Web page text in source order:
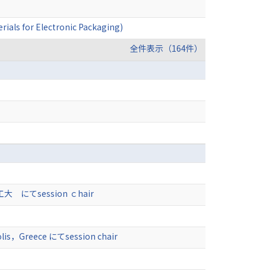
for Electronic Packaging)
全件表示（164件）
大 にてsession ｃhair
，Greece にてsession chair